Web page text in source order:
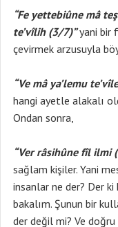
“Fe yettebiûne mâ
te’vîlih (3/7)”yani bir
çevirmek arzusuyla
“Ve mâ ya’lemu
hangi ayetle alakalı
Ondan sonra,
“Ver râsihûne fîl ilmi
sağlam kişiler. Yani
insanlar ne der? Der
bakalım. Şunun bir
der değil mi? Ve doğru